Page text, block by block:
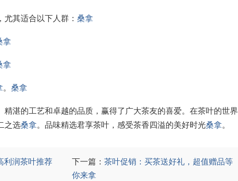
其适合以下人群： 桑拿
拿
拿
。 桑拿
精湛的工艺和卓越的品质，赢得了广大茶友的喜爱。在茶叶的世界
之选桑拿。品味精选君享茶叶，感受茶香四溢的美好时光桑拿。
利润茶叶推荐 下一篇： 茶叶促销：买茶送好礼，超值赠品等
你来拿